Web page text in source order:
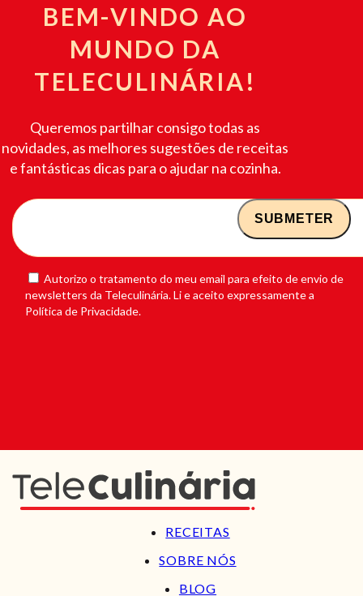
BEM-VINDO AO
MUNDO DA
TELECULINÁRIA!
Queremos partilhar consigo todas as
novidades, as melhores sugestões de receitas
e fantásticas dicas para o ajudar na cozinha.
Autorizo o tratamento do meu email para efeito de envio de
newsletters da Teleculinária. Li e aceito expressamente a
Política de Privacidade.
RECEITAS
SOBRE NÓS
BLOG